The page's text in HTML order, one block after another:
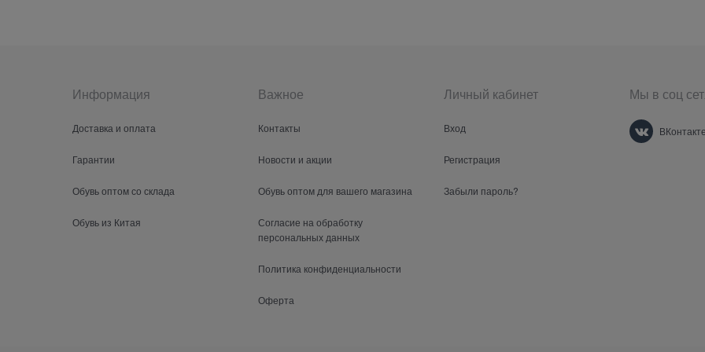
Информация
Доставка и оплата
Гарантии
Обувь оптом со склада
Обувь из Китая
Важное
Контакты
Новости и акции
Обувь оптом для вашего магазина
Согласие на обработку
персональных данных
Политика конфиденциальности
Оферта
Личный кабинет
Вход
Регистрация
Забыли пароль?
Мы в соц